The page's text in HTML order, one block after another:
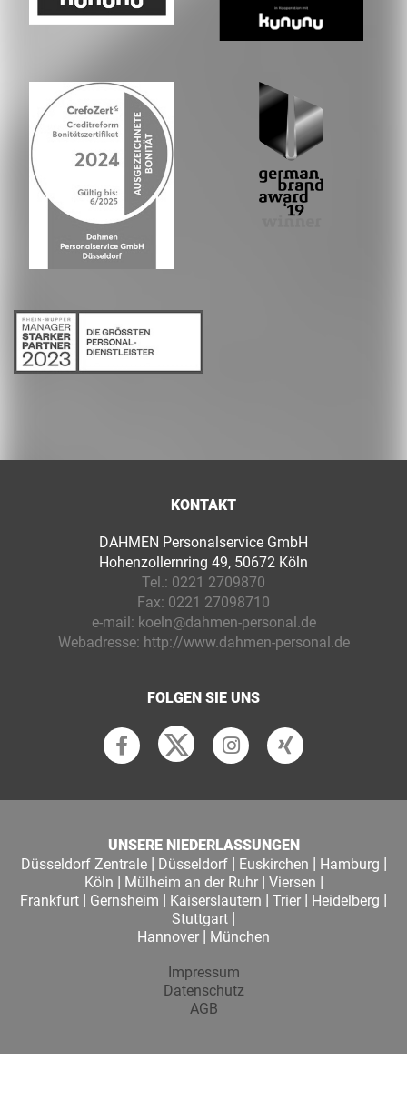
KONTAKT
DAHMEN Personalservice GmbH
Hohenzollernring 49, 50672 Köln
Tel.: 0221 2709870
Fax: 0221 27098710
e-mail: koeln@dahmen-personal.de
Webadresse: http://www.dahmen-personal.de
FOLGEN SIE UNS
UNSERE NIEDERLASSUNGEN
Düsseldorf Zentrale| Düsseldorf| Euskirchen | Hamburg |
Köln | Mülheim an der Ruhr| Viersen |
Frankfurt | Gernsheim | Kaiserslautern | Trier | Heidelberg |
Stuttgart |
Hannover | München
Impressum
Datenschutz
AGB